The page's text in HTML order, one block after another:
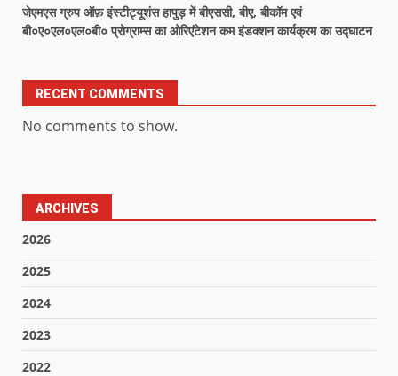
जेएमएस ग्रुप ऑफ़ इंस्टीट्यूशंस हापुड़ में बीएससी, बीए, बीकॉम एवं
बी०ए०एल०एल०बी० प्रोग्राम्स का ओरिएंटेशन कम इंडक्शन कार्यक्रम का उद्घाटन
RECENT COMMENTS
No comments to show.
ARCHIVES
2026
2025
2024
2023
2022